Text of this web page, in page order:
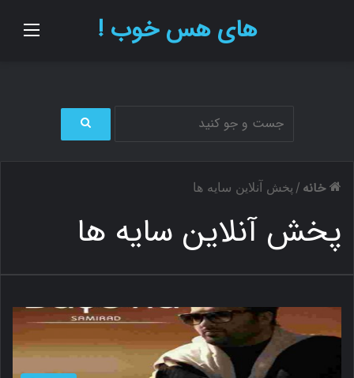
های هس خوب !
ج
ب
ر
ی
خانه / پخش آنلاین سایه ها
پخش آنلاین سایه ها